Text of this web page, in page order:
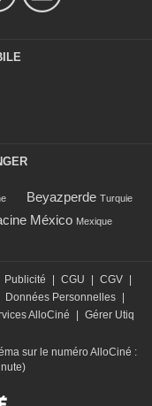
Beyazperde Turquie
México Mexique
Publicité | CGU | CGV |
Données Personnelles |
AlloCiné | Gérer Utiq
sur le numéro AlloCiné :